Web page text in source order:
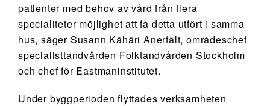
patienter med behov av vård från flera
specialiteter möjlighet att få detta utfört i samma
hus, säger Susann Kähäri Anerfält, områdeschef
specialisttandvården Folktandvården Stockholm
och chef för Eastmaninstitutet.
Under byggperioden flyttades verksamheten